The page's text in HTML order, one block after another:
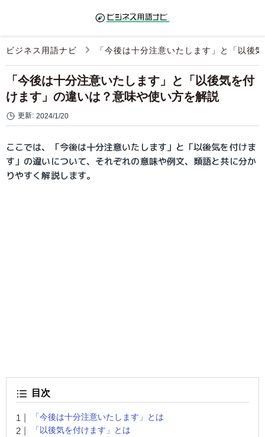
ビジネス用語ナビ 「今後は十分注意いたします」と「以後
「今後は十分注意いたします」と「以後気を付
けます」の違いは？意味や使い方を解説
更新: 2024/1/20
ここでは、「今後は十分注意いたします」と「以後気を付けま
す」の違いについて、それぞれの意味や例文、類語と共に分か
りやすく解説します。
目次
「今後は十分注意いたします」とは
「以後気を付けます」とは